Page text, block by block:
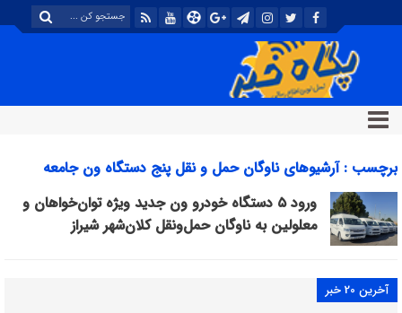
برچسب : آرشیوهای ناوگان حمل و نقل پنج دستگاه ون جامعه
معلولین - پایگاه خبری تحلیلی پگاه خبر
ورود ۵ دستگاه خودرو ون جدید ویژه توان‌خواهان و
معلولین به ناوگان حمل‌ونقل کلان‌شهر شیراز
آخرین 20 خبر